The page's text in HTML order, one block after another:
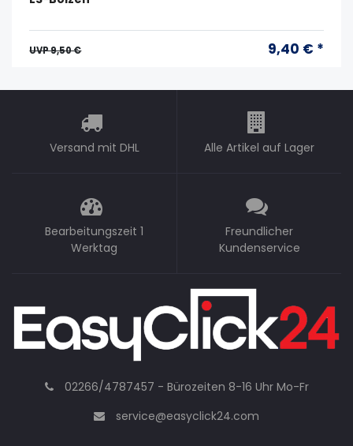
UVP 9,50 € 9,40 € *
Versand mit DHL Alle Artikel auf Lager
Bearbeitungszeit 1
Werktag
Freundlicher
Kundenservice
02266/4787457 - Bürozeiten 8-16 Uhr Mo-Fr
service@easyclick24.com